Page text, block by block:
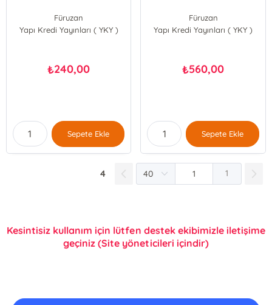
Füruzan
Yapı Kredi Yayınları ( YKY )
₺240,00
Sepete Ekle
Füruzan
Yapı Kredi Yayınları ( YKY )
₺560,00
Sepete Ekle
4 1
Kesintisiz kullanım için lütfen destek ekibimizle iletişime
geçiniz (Site yöneticileri içindir)